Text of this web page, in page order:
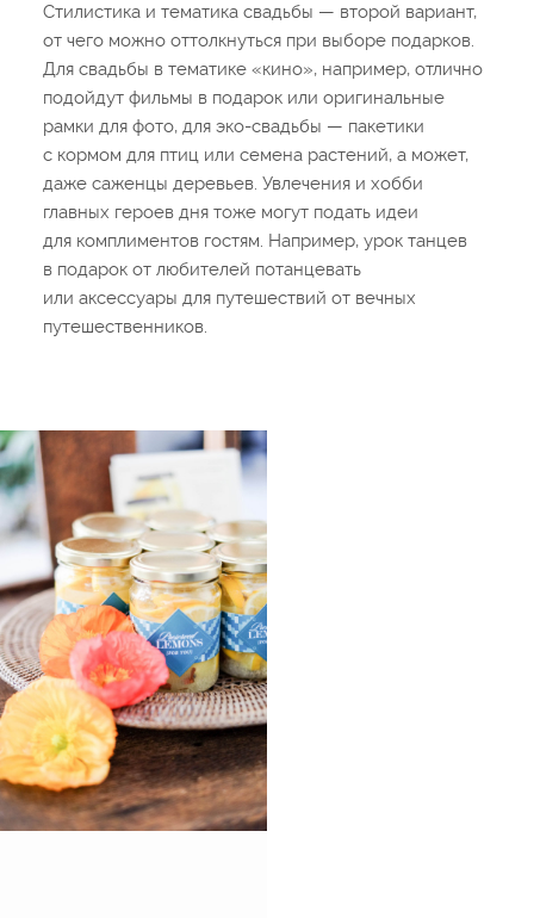
Стилистика и тематика свадьбы — второй вариант,
от чего можно оттолкнуться при выборе подарков.
Для свадьбы в тематике «кино», например, отлично
подойдут фильмы в подарок или оригинальные
рамки для фото, для эко-свадьбы — пакетики
с кормом для птиц или семена растений, а может,
даже саженцы деревьев. Увлечения и хобби
главных героев дня тоже могут подать идеи
для комплиментов гостям. Например, урок танцев
в подарок от любителей потанцевать
или аксессуары для путешествий от вечных
путешественников.